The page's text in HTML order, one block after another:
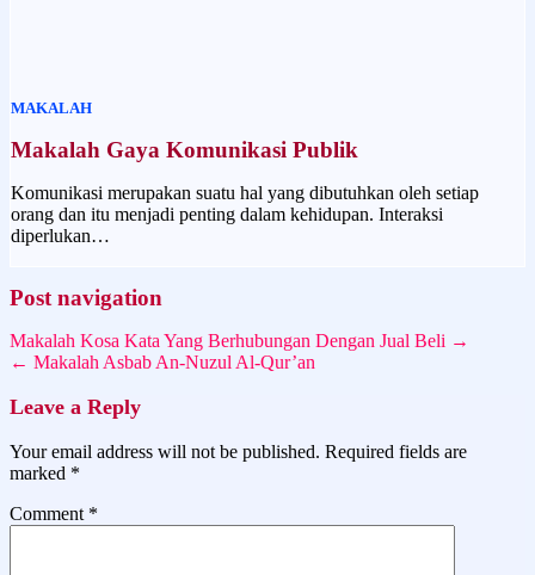
MAKALAH
Makalah Gaya Komunikasi Publik
Komunikasi merupakan suatu hal yang dibutuhkan oleh setiap
orang dan itu menjadi penting dalam kehidupan. Interaksi
diperlukan…
Post navigation
Makalah Kosa Kata Yang Berhubungan Dengan Jual Beli →
← Makalah Asbab An-Nuzul Al-Qur’an
Leave a Reply
Your email address will not be published. Required fields are
marked *
Comment *